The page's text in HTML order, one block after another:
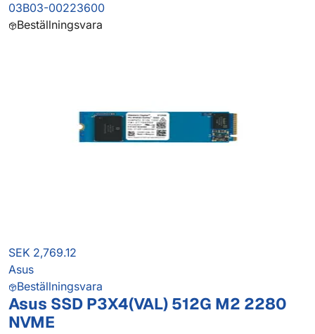
03B03-00223600
Beställningsvara
SEK 2,769.12
Asus
Beställningsvara
Asus SSD P3X4(VAL) 512G M2 2280
NVME